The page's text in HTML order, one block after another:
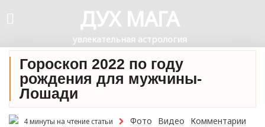
ДУХ МАГА
увлекательная астрология
Гороскоп 2022 по году
рождения для мужчины-
Лошади
4 минуты на чтение статьи Фото Видео Комментарии